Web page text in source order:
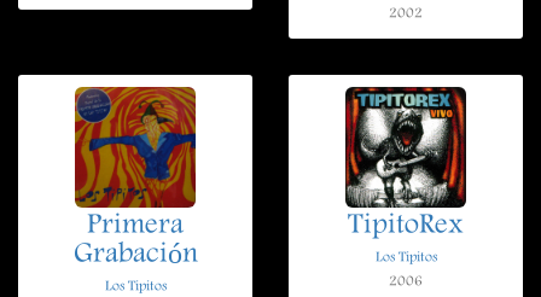
2002
Primera
Grabación
Los Tipitos
TipitoRex
Los Tipitos
2006